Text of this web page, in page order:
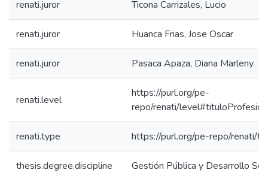
renati.juror Ticona Carrizales, Lucio
renati.juror Huanca Frias, Jose Oscar
renati.juror Pasaca Apaza, Diana Marleny
renati.level
https://purl.org/pe-
repo/renati/
renati.type https://purl.org/pe-repo/renati/
thesis.degree.discipline Gestión Pública y Desarrollo